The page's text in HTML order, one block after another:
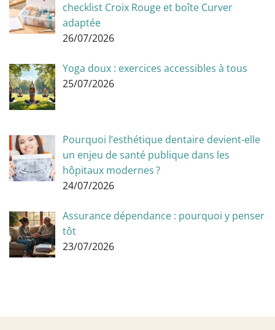
checklist Croix Rouge et boîte Curver
adaptée
26/07/2026
Yoga doux : exercices accessibles à tous
25/07/2026
Pourquoi l’esthétique dentaire devient-elle
un enjeu de santé publique dans les
hôpitaux modernes ?
24/07/2026
Assurance dépendance : pourquoi y penser
tôt
23/07/2026